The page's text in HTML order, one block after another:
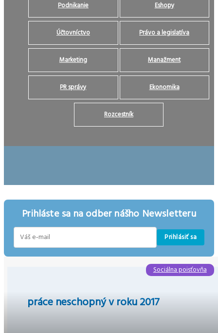
Podnikanie Eshopy
Účtovníctvo Právo a legislatíva
Marketing Manažment
PR správy Ekonomika
Rozcestník
Prihláste sa na odber nášho Newsletteru
Prihlásiť sa
práce neschopný v roku 2017
Sociálna poisťovňa